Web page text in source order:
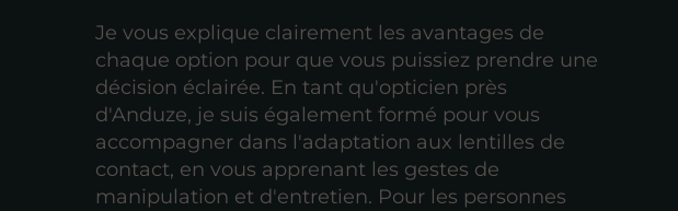
Je vous explique clairement les avantages de
chaque option pour que vous puissiez prendre une
décision éclairée. En tant qu'opticien près
d'Anduze, je suis également formé pour vous
accompagner dans l'adaptation aux lentilles de
contact, en vous apprenant les gestes de
manipulation et d'entretien. Pour les personnes